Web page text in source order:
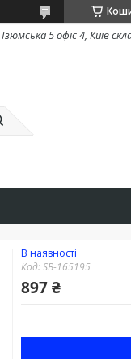
5 офіс 4, Київ
В наявності
Код:SB-165195
897 ₴